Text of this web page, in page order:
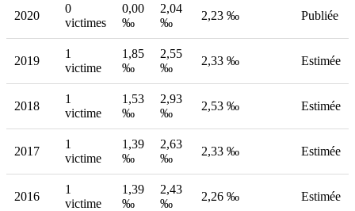
2020
0
victimes
0,00
‰
2,04
‰
2,23 ‰ Publiée
2019
1
victime
1,85
‰
2,55
‰
2,33 ‰ Estimée
2018
1
victime
1,53
‰
2,93
‰
2,53 ‰ Estimée
2017
1
victime
1,39
‰
2,63
‰
2,33 ‰ Estimée
2016
1
victime
1,39
‰
2,43
‰
2,26 ‰ Estimée